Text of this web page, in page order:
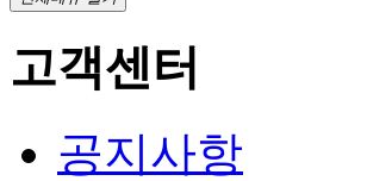
고객센터
공지사항